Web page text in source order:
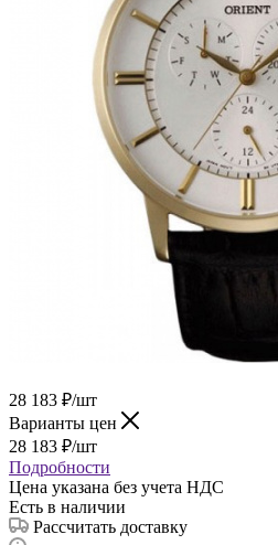
28 183 ₽/шт
Варианты цен
28 183 ₽/шт
Подробности
Цена указана без учета НДС
Есть в наличии
Рассчитать доставку